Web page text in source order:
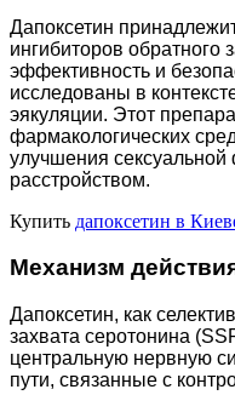
Дапоксетин
ингибиторов обратного
эффективность и
исследованы в
эякуляции. Этот
фармакологических
улучшения
расстройством.
Купить дапоксетин в
Механизм
Дапоксетин, как
захвата серотонина
центральную нервную
пути, связанные с